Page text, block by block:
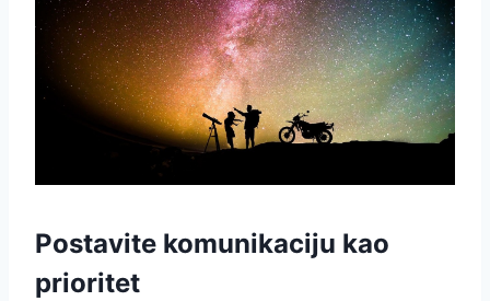
Postavite komunikaciju kao
prioritet